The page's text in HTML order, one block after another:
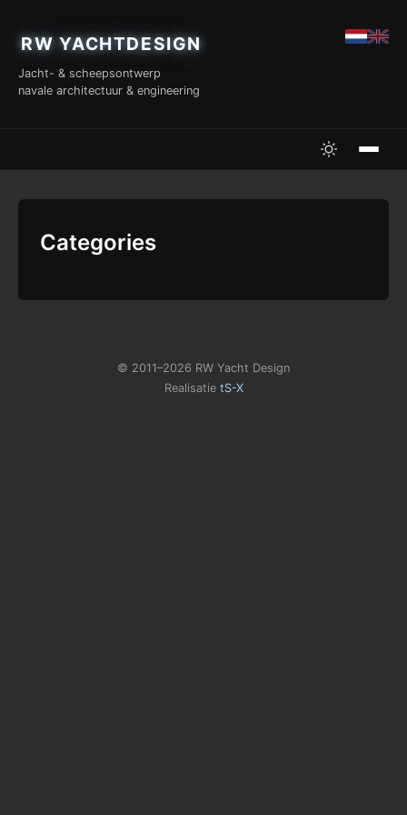
RW YACHTDESIGN
Jacht- & scheepsontwerp
navale architectuur & engineering
Categories
© 2011–2026 RW Yacht Design
Realisatie tS-X